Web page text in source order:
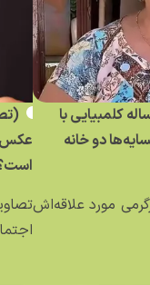
شایعه کلمبیا؛ زن ۶۷ ساله کلمبیایی با
دو خانه
سرگرمی مورد علاقه‌اش